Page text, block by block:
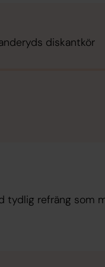
diskantkör
tydlig refräng som